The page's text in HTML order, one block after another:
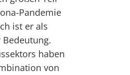
Pandemie
ist er als
haben
von